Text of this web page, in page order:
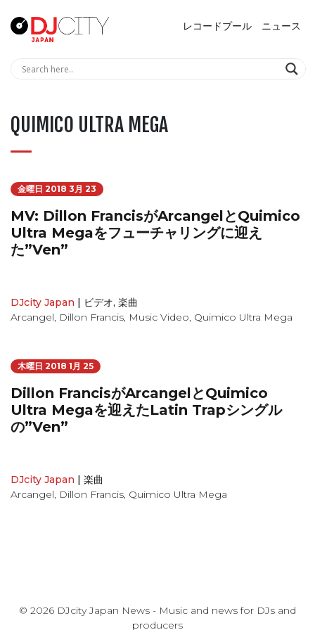
レコードプール ニュース
QUIMICO ULTRA MEGA
金曜日 2018 3月 23
MV: Dillon FrancisがArcangelとQuimico
Ultra Megaをフューチャリングに迎え
た”Ven”
DJcity Japan ビデオ, 楽曲
Arcangel, Dillon Francis, Music Video, Quimico Ultra Mega
木曜日 2018 1月 25
Dillon FrancisがArcangelとQuimico
Ultra Megaを迎えたLatin Trapシングル
の”Ven”
DJcity Japan
楽曲
Arcangel, Dillon Francis, Quimico Ultra Mega
© 2026 DJcity Japan News - Music and news for DJs and
producers